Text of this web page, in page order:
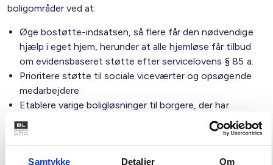
Samtykke Detaljer Om
boligområder ved at:
Øge bostøtte-indsatsen, så flere får den nødvendige
hjælp i eget hjem, herunder at alle hjemløse får tilbud
om evidensbaseret støtte efter servicelovens § 85 a.
Prioritere støtte til sociale viceværter og opsøgende
medarbejdere
Etablere varige boligløsninger til borgere, der har
svært ved at bo alene.
Indgå samarbejde om strategiske anvisnings- og
udlejningsaftaler med almene boligorganisationer.